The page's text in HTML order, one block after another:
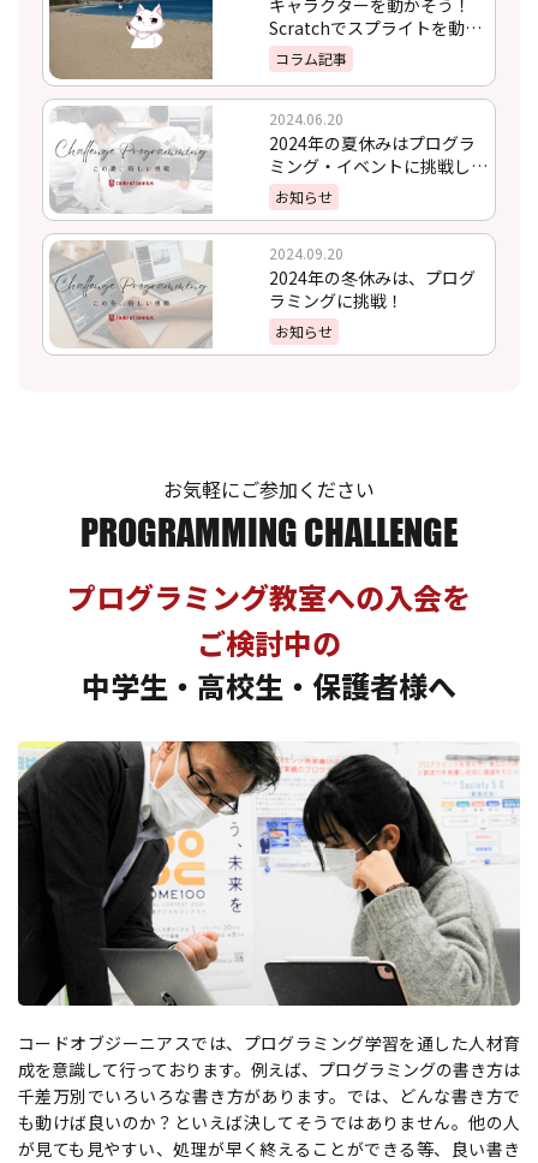
キャラクターを動かそう！
Scratchでスプライトを動か
す方法
コラム記事
2024.06.20
2024年の夏休みはプログラ
ミング・イベントに挑戦しよ
う！
お知らせ
2024.09.20
2024年の冬休みは、プログ
ラミングに挑戦！
お知らせ
お気軽にご参加ください
PROGRAMMING CHALLENGE
プログラミング教室への入会を
ご検討中の
中学生・高校生・保護者様へ
コードオブジーニアスでは、プログラミング学習を通した人材育
成を意識して行っております。例えば、プログラミングの書き方は
千差万別でいろいろな書き方があります。では、どんな書き方で
も動けば良いのか？といえば決してそうではありません。他の人
が見ても見やすい、処理が早く終えることができる等、良い書き